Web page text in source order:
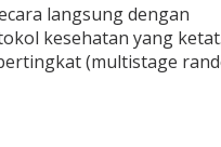
langsung dengan
kesehatan yang ketat.
(multistage